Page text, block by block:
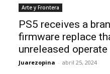
Arte y Frontera
PS5 receives a
firmware replace
unreleased operate
Juarezopina - abril 25, 2024